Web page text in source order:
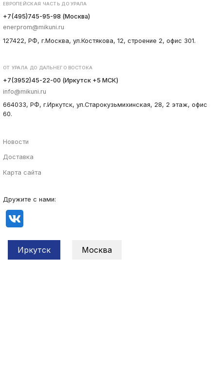
ЕВРОПЕЙСКАЯ ЧАСТЬ ДО УРАЛА
+7(495)745-95-98 (Москва)
enerprom@mikuni.ru
127422, РФ, г.Москва, ул.Костякова, 12, строение 2, офис 301.
ОТ УРАЛА ДО ДАЛЬНЕГО ВОСТОКА
+7(3952)45-22-00 (Иркутск +5 МСК)
info@mikuni.ru
664033, РФ, г.Иркутск, ул.Старокузьмихинская, 28, 2 этаж, офис
60.
Новости
Доставка
Карта сайта
Дружите с нами:
Иркутск Москва